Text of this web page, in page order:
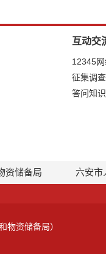
互动交
12345
征集调查
答问知
资储备局 六安市
物资储备局）